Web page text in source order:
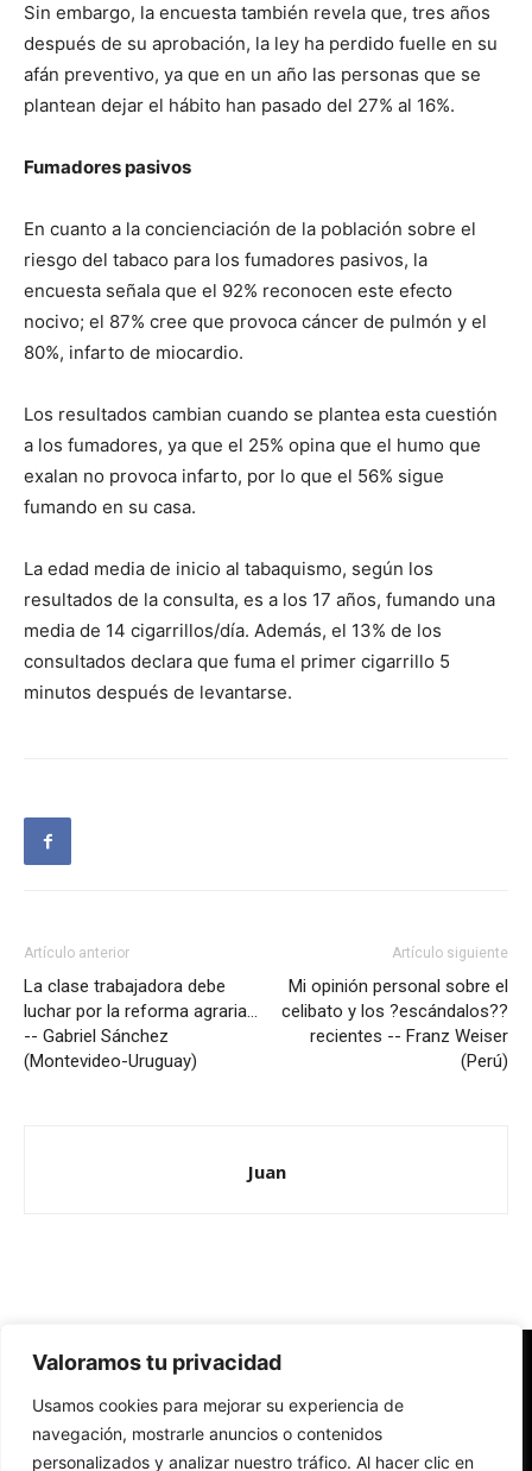
Valoramos tu privacidad
Usamos cookies para mejorar su experiencia de
navegación, mostrarle anuncios o contenidos
personalizados y analizar nuestro tráfico. Al hacer clic en
Sin embargo, la encuesta también revela que, tres años
después de su aprobación, la ley ha perdido fuelle en su
afán preventivo, ya que en un año las personas que se
plantean dejar el hábito han pasado del 27% al 16%.
Fumadores pasivos
En cuanto a la concienciación de la población sobre el
riesgo del tabaco para los fumadores pasivos, la
encuesta señala que el 92% reconocen este efecto
nocivo; el 87% cree que provoca cáncer de pulmón y el
80%, infarto de miocardio.
Los resultados cambian cuando se plantea esta cuestión
a los fumadores, ya que el 25% opina que el humo que
exalan no provoca infarto, por lo que el 56% sigue
fumando en su casa.
La edad media de inicio al tabaquismo, según los
resultados de la consulta, es a los 17 años, fumando una
media de 14 cigarrillos/día. Además, el 13% de los
consultados declara que fuma el primer cigarrillo 5
minutos después de levantarse.
Artículo anterior
La clase trabajadora debe
luchar por la reforma agraria…
-- Gabriel Sánchez
(Montevideo-Uruguay)
Artículo siguiente
Mi opinión personal sobre el
celibato y los ?escándalos??
recientes -- Franz Weiser
(Perú)
Juan
Redes Cristianas
Una mirada alternativa sobre la Iglesia católica y la sociedad
- Colectivos de Redes Cristianas